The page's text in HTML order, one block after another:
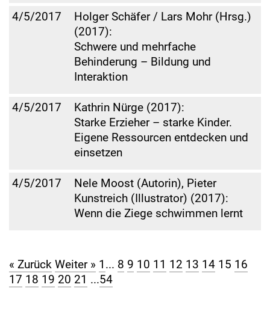
4/5/2017
Holger Schäfer / Lars Mohr (Hrsg.)
(2017):
Schwere und mehrfache
Behinderung – Bildung und
Interaktion
4/5/2017
Kathrin Nürge (2017):
Starke Erzieher – starke Kinder.
Eigene Ressourcen entdecken und
einsetzen
4/5/2017
Nele Moost (Autorin), Pieter
Kunstreich (Illustrator) (2017):
Wenn die Ziege schwimmen lernt
« Zurück Weiter » 1 ... 8 9 10 11 12 13 14 15 16
17 18 19 20 21 ...54